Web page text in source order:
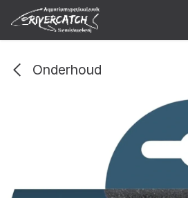
Overslaan naar inhoud
Onderhoud